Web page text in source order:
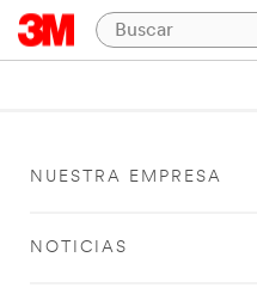
NUESTRA EMPRESA
NOTICIAS